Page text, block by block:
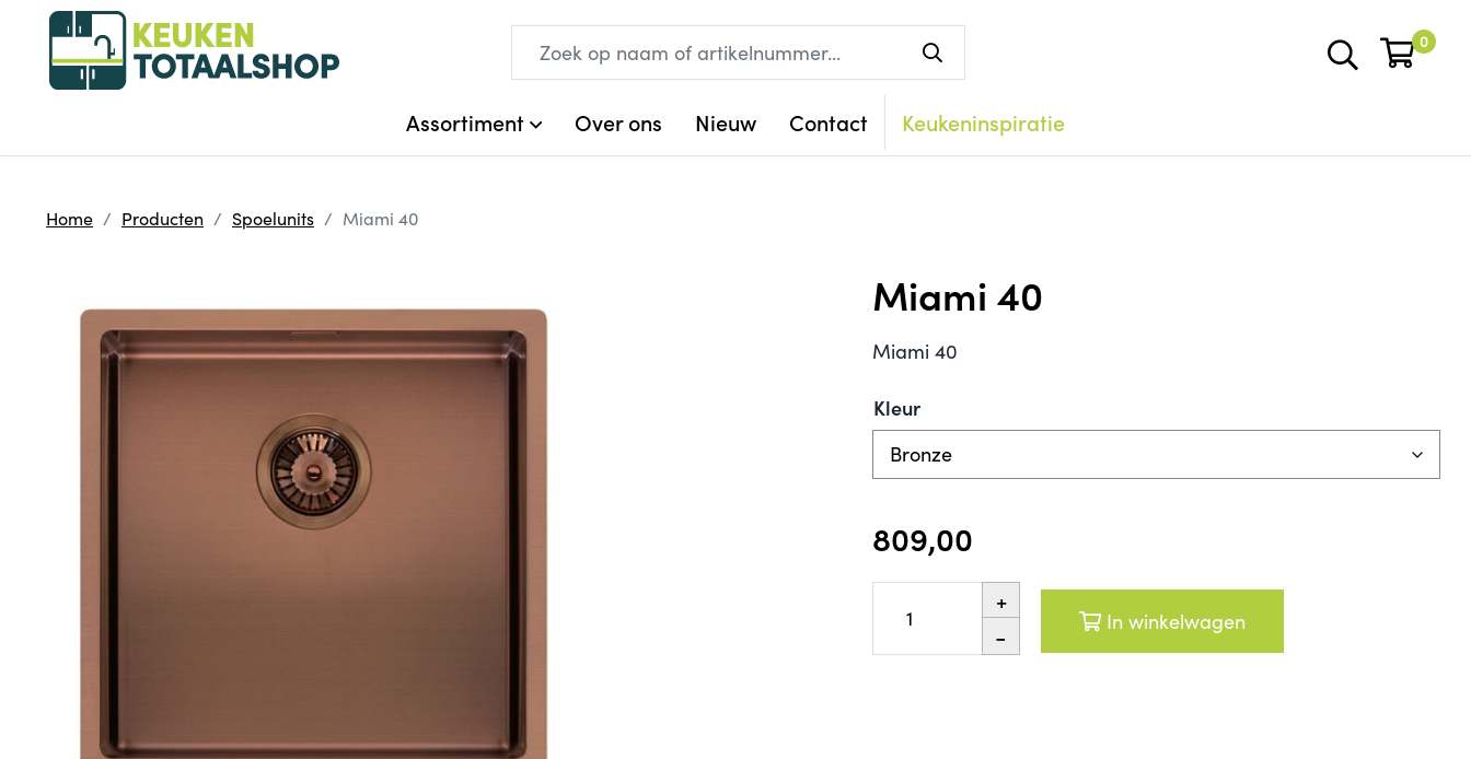
0
Assortiment Over ons Nieuw Contact Keukeninspiratie
Home Producten Spoelunits Miami 40
Miami 40
Miami 40
Kleur
809,00
+
- In winkelwagen